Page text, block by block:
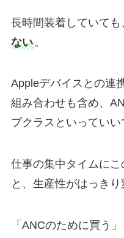
長時間装着していても
ない。
Appleデバイスとの連
組み合わせも含め、
プクラスといっていい
仕事の集中タイムに
と、生産性がはっきり
「ANCのために買う